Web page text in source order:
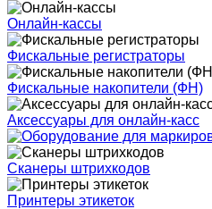
Онлайн-кассы
Фискальные регистраторы
Фискальные накопители (ФН)
Аксессуары для онлайн-касс
Сканеры штрихкодов
Принтеры этикеток